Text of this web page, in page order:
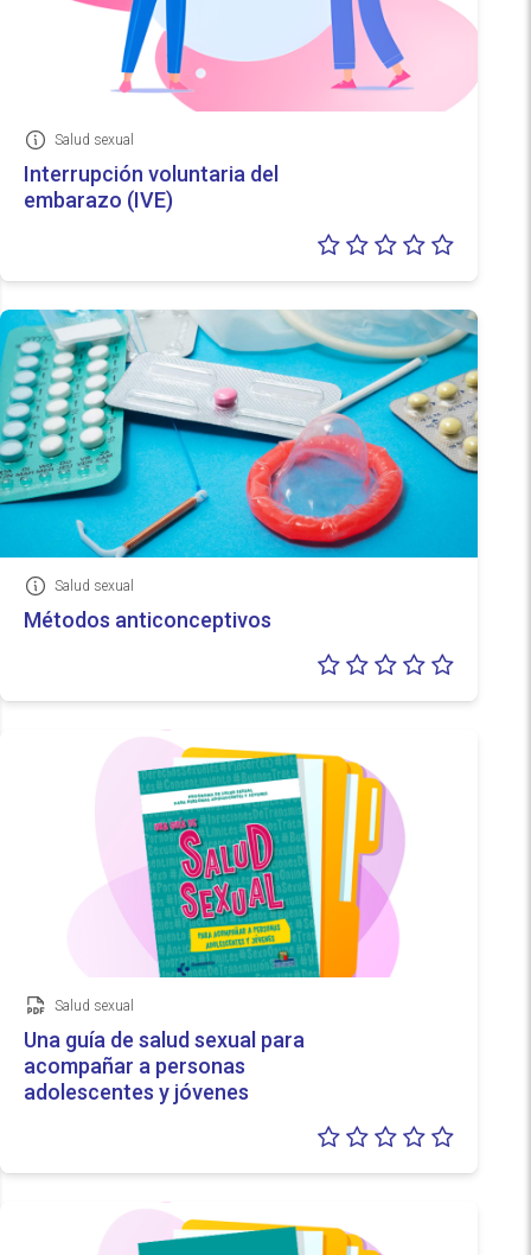
Información
Salud sexual
Interrupción voluntaria del
embarazo (IVE)
Información
Salud sexual
Métodos anticonceptivos
Documento
Salud sexual
Una guía de salud sexual para
acompañar a personas
adolescentes y jóvenes